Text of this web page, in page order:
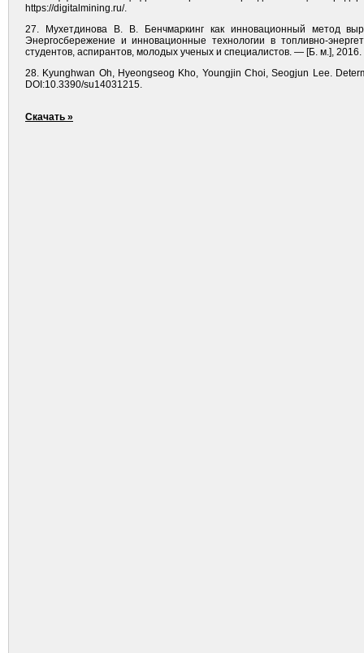
https://digitalmining.ru/.
27. Мухетдинова В. В. Бенчмаркинг как инновационный метод
Энергосбережение и инновационные технологии в топливно-
студентов, аспирантов, молодых ученых и специалистов. — [Б. м.],
28. Kyunghwan Oh, Hyeongseog Kho, Youngjin Choi, Seogjun Lee.
DOI:10.3390/su14031215.
Скачать »